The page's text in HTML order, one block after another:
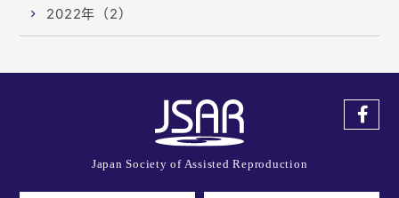
2022年（2）
Japan Society of Assisted Reproduction